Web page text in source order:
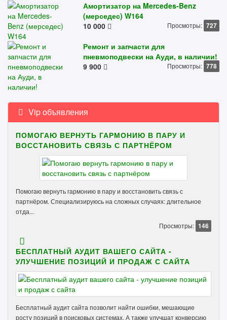
Амортизатор на Mercedes-Benz
(мерседес) W164
10 000
Просмотры: 727
Ремонт и запчасти для
пневмоподвески на Ауди, в наличии!
9 900
Просмотры: 778
Vip объявления
ПОМОГАЮ ВЕРНУТЬ ГАРМОНИЮ В ПАРУ И
ВОССТАНОВИТЬ СВЯЗЬ С ПАРТНЁРОМ
Помогаю вернуть гармонию в пару и восстановить связь с
партнёром. Специализируюсь на сложных случаях: длительное
отда...
Просмотры: 146
БЕСПЛАТНЫЙ АУДИТ ВАШЕГО САЙТА -
УЛУЧШЕНИЕ ПОЗИЦИЙ И ПРОДАЖ С САЙТА
Бесплатный аудит сайта позволит найти ошибки, мешающие
росту позиций в поисковых системах. А также улучшат конверсию